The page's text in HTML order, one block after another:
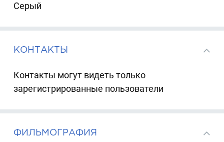
Серый
КОНТАКТЫ
Контакты могут видеть только
зарегистрированные пользователи
ФИЛЬМОГРАФИЯ